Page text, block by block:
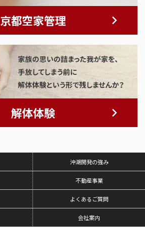
京都空家管理
解体体験
沖潮開発の強み
不動産事業
よくあるご質問
会社案内